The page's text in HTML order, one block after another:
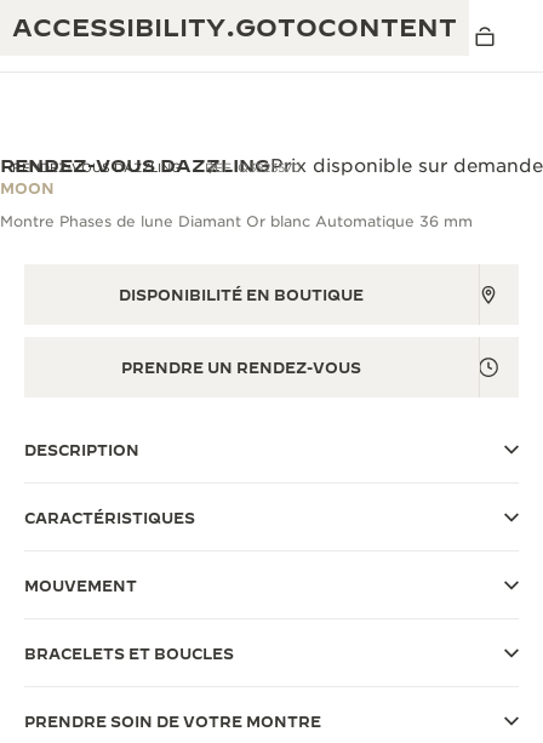
ACCESSIBILITY.GOTOCONTENT
THE GOLDEN RATIO MUSICAL SHOW
THE REVERSO 1931 CAFÉ
REVERSO, INTEMPORELLE DEPUIS 1931
LE VIRTUOSE DU SON
VOIR LES ÉVÉNEMENTS
CRÉATIVITÉ : PLUS DE 430 BREVETS
RENDEZ-VOUS DAZZLING REF. Q3523570
RENDEZ-VOUS DAZZLING
MOON
Prix disponible sur demande
Montre Phases de lune Diamant Or blanc Automatique 36 mm
DISPONIBILITÉ EN BOUTIQUE
PRENDRE UN RENDEZ-VOUS
DESCRIPTION
CARACTÉRISTIQUES
MOUVEMENT
BRACELETS ET BOUCLES
PRENDRE SOIN DE VOTRE MONTRE